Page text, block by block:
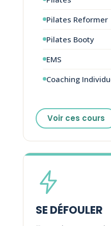
Pilates Reformer
Pilates Booty
EMS
Coaching
Voir ces cours
SE DÉFOULER